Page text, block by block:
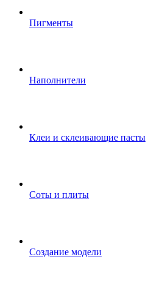
Пигменты
Наполнители
Клеи и склеивающие пасты
Соты и плиты
Создание модели